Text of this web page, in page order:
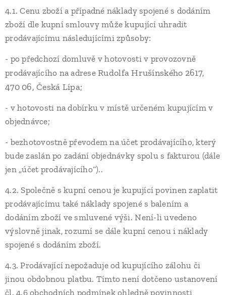
4.1. Cenu zboží a případné náklady spojené s dodáním
zboží dle kupní smlouvy může kupující uhradit
prodávajícímu následujícími způsoby:
- po předchozí domluvě v hotovosti v provozovně
prodávajícího na adreseRudolfa Hrušínského 2617,
470 06, Česká Lípa;
- v hotovosti na dobírku v místě určeném kupujícím v
objednávce;
- bezhotovostně převodem na účet prodávajícího, který
bude zaslán po zadání objednávky spolu s fakturou (dále
jen „účet prodávajícího“)..
4.2. Společně s kupní cenou je kupující povinen zaplatit
prodávajícímu také náklady spojené s balením a
dodáním zboží ve smluvené výši. Není-li uvedeno
výslovně jinak, rozumí se dále kupní cenou i náklady
spojené s dodáním zboží.
4.3. Prodávající nepožaduje od kupujícího zálohu či
jinou obdobnou platbu. Tímto není dotčeno ustanovení
čl. 4.6 obchodních podmínek ohledně povinnosti